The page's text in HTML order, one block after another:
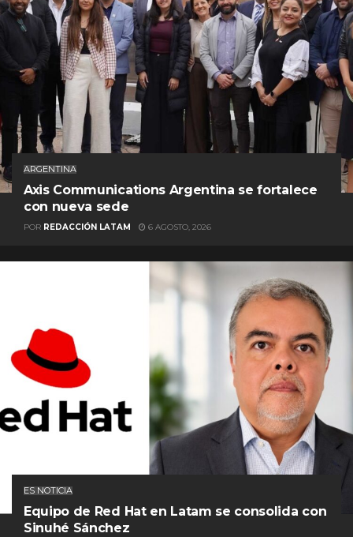
ARGENTINA
Axis Communications Argentina se fortalece
con nueva sede
POR REDACCIÓN LATAM 6 AGOSTO, 2026
ES NOTICIA
Equipo de Red Hat en Latam se consolida con
Sinuhé Sánchez